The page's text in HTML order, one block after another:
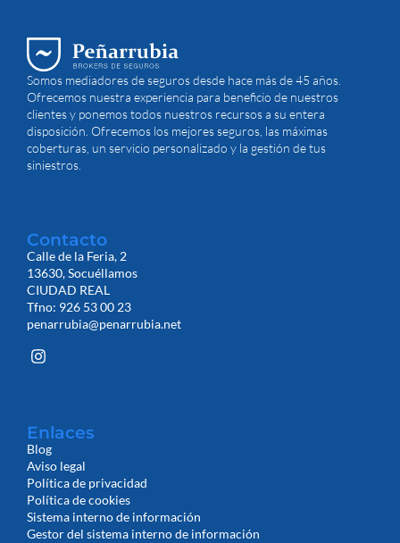
Somos mediadores de seguros desde hace más de 45 años.
Ofrecemos nuestra experiencia para beneficio de nuestros
clientes y ponemos todos nuestros recursos a su entera
disposición. Ofrecemos los mejores seguros, las máximas
coberturas, un servicio personalizado y la gestión de tus
siniestros.
Enlaces
Blog
Aviso legal
Política de privacidad
Política de cookies
Sistema interno de información
Gestor del sistema interno de información
Contacto
Calle de la Feria, 2
13630, Socuéllamos
CIUDAD REAL
Tfno: 926 53 00 23
penarrubia@penarrubia.net